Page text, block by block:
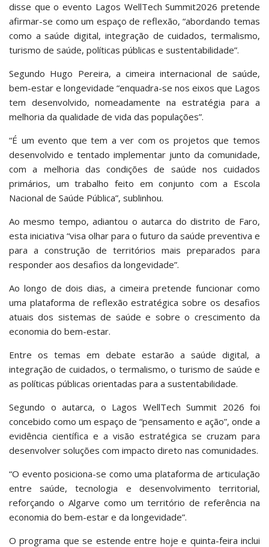
disse que o evento Lagos WellTech Summit2026 pretende
afirmar-se como um espaço de reflexão, “abordando temas
como a saúde digital, integração de cuidados, termalismo,
turismo de saúde, políticas públicas e sustentabilidade”.
Segundo Hugo Pereira, a cimeira internacional de saúde,
bem-estar e longevidade “enquadra-se nos eixos que Lagos
tem desenvolvido, nomeadamente na estratégia para a
melhoria da qualidade de vida das populações”.
“É um evento que tem a ver com os projetos que temos
desenvolvido e tentado implementar junto da comunidade,
com a melhoria das condições de saúde nos cuidados
primários, um trabalho feito em conjunto com a Escola
Nacional de Saúde Pública”, sublinhou.
Ao mesmo tempo, adiantou o autarca do distrito de Faro,
esta iniciativa “visa olhar para o futuro da saúde preventiva e
para a construção de territórios mais preparados para
responder aos desafios da longevidade”.
Ao longo de dois dias, a cimeira pretende funcionar como
uma plataforma de reflexão estratégica sobre os desafios
atuais dos sistemas de saúde e sobre o crescimento da
economia do bem-estar.
Entre os temas em debate estarão a saúde digital, a
integração de cuidados, o termalismo, o turismo de saúde e
as políticas públicas orientadas para a sustentabilidade.
Segundo o autarca, o Lagos WellTech Summit 2026 foi
concebido como um espaço de “pensamento e ação”, onde a
evidência científica e a visão estratégica se cruzam para
desenvolver soluções com impacto direto nas comunidades.
“O evento posiciona-se como uma plataforma de articulação
entre saúde, tecnologia e desenvolvimento territorial,
reforçando o Algarve como um território de referência na
economia do bem-estar e da longevidade”.
O programa que se estende entre hoje e quinta-feira inclui